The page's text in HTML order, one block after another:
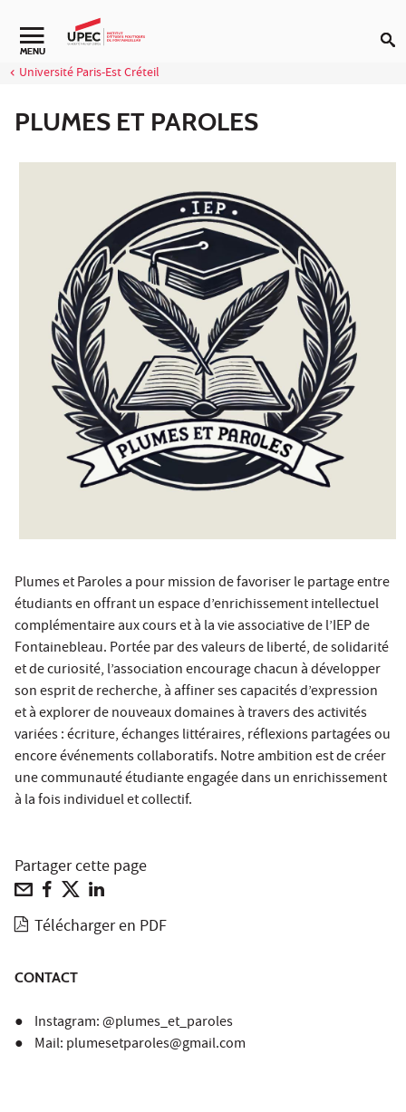
Aller au contenu
Navigation secondaire
MENU
Université Paris-Est Créteil
PLUMES ET PAROLES
Plumes et Paroles a pour mission de favoriser le partage entre
étudiants en offrant un espace d’enrichissement intellectuel
complémentaire aux cours et à la vie associative de l’IEP de
Fontainebleau. Portée par des valeurs de liberté, de solidarité
et de curiosité, l’association encourage chacun à développer
son esprit de recherche, à affiner ses capacités d’expression
et à explorer de nouveaux domaines à travers des activités
variées : écriture, échanges littéraires, réflexions partagées ou
encore événements collaboratifs. Notre ambition est de créer
une communauté étudiante engagée dans un enrichissement
à la fois individuel et collectif.
Partager cette page
Télécharger en PDF
CONTACT
● Instagram: @plumes_et_paroles
● Mail: plumesetparoles@gmail.com